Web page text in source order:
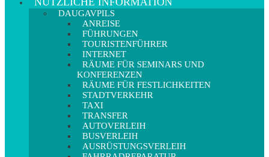
DAUGAVPILS
ANREISE
FÜHRUNGEN
TOURISTENFÜHRER
INTERNET
RÄUME FÜR SEMINARS UND
KONFERENZEN
RÄUME FÜR FESTLICHKEITEN
STADTVERKEHR
TAXI
TRANSFER
AUTOVERLEIH
BUSVERLEIH
AUSRÜSTUNGSVERLEIH